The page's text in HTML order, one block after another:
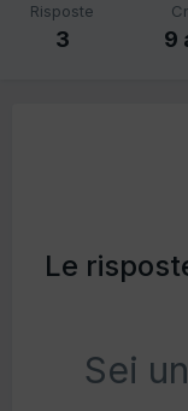
Risposte
3 9
Le
Sei